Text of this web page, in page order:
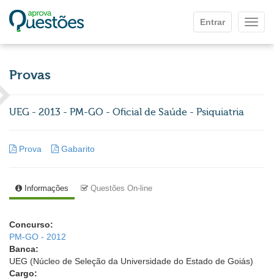
Entrar
Provas
UEG - 2013 - PM-GO - Oficial de Saúde - Psiquiatria
Prova Gabarito
Informações Questões On-line
Concurso:
PM-GO - 2012
Banca:
UEG (Núcleo de Seleção da Universidade do Estado de Goiás)
Cargo: